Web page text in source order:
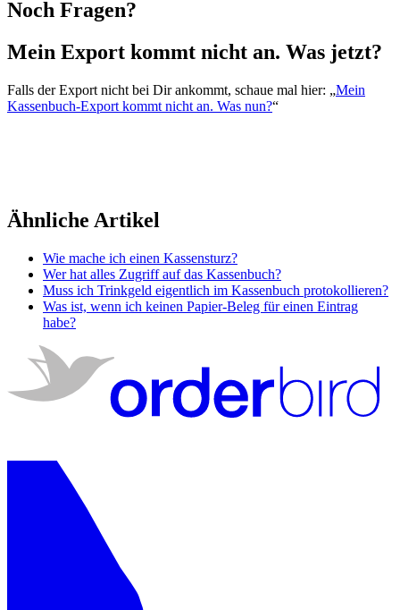
Noch Fragen?
Mein Export kommt nicht an. Was jetzt?
Falls der Export nicht bei Dir ankommt, schaue mal hier: „Mein
Kassenbuch-Export kommt nicht an. Was nun?“
Ähnliche Artikel
Wie mache ich einen Kassensturz?
Wer hat alles Zugriff auf das Kassenbuch?
Muss ich Trinkgeld eigentlich im Kassenbuch protokollieren?
Was ist, wenn ich keinen Papier-Beleg für einen Eintrag
habe?